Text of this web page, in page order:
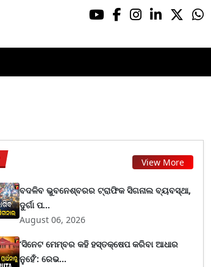
View More
ବଦଳିବ ଭୁବନେଶ୍ବରର ଟ୍ରାଫିକ ସିଗନାଲ ବ୍ୟବସ୍ଥା,
ଦୁର୍ଗା ପ...
August 06, 2026
‘ସିନେଟ ମେମ୍ବର କହି ହସ୍ତକ୍ଷେପ କରିବା ଆଧାର
ନୁହେଁ’: ରେଭ...